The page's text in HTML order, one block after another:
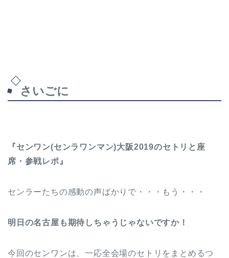
さいごに
『センワン(センラワンマン)大阪2019のセトリと座
席・参戦レポ』
センラーたちの感動の声ばかりで・・・もう・・・
明日の名古屋も期待しちゃうじゃないですか！
今回のセンワンは、一応全会場のセトリをまとめるつ